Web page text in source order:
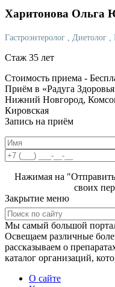
Харитонова Ольга
Гастроэнтеролог , Диетолог
Стаж 35 лет
Стоимость приема -
Приём в «Радуга
Нижний Новгород,
Кировская
Запись на приём
Нажимая на
своих
Закрытие меню
Мы самый большой
Освещаем различные
рассказываем о
каталог организаций,
О сайте